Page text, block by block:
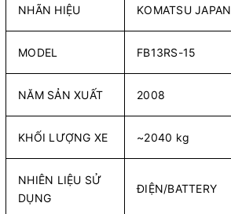
NHÃN HIỆU KOMATSU JAPAN
MODEL FB13RS-15
NĂM SẢN XUẤT 2008
KHỐI LƯỢNG XE ~2040 kg
NHIÊN LIỆU SỬ
DỤNG
ĐIỆN/BATTERY